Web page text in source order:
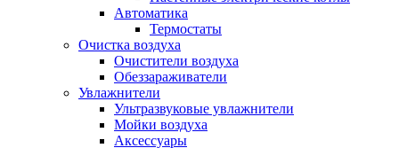
Автоматика
Термостаты
Очистка воздуха
Очистители воздуха
Обеззараживатели
Увлажнители
Ультразвуковые увлажнители
Мойки воздуха
Аксессуары